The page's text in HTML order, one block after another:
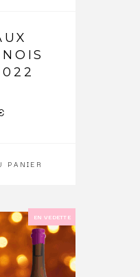
PANIER
EN VEDETTE